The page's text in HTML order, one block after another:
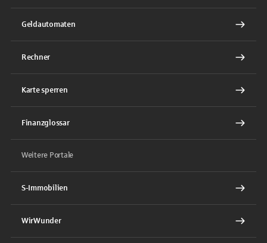
Geldautomaten
Rechner
Karte sperren
Finanzglossar
Weitere Portale
S-Immobilien
WirWunder